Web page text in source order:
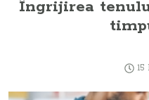
Îngrijirea